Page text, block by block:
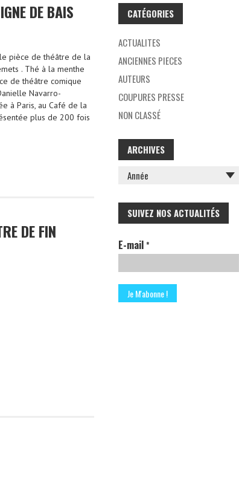
H
E
R
:
DE BAIS
pièce de théâtre de la
. Thé à la menthe
de théâtre comique
Navarro-
à Paris, au Café de la
plus de 200 fois
DE FIN
CATÉGORIES
ACTUALITES
ANCIENNES PIECES
AUTEURS
COUPURES PRESSE
NON CLASSÉ
ARCHIVES
SUIVEZ NOS ACTUALITÉS
E-mail *